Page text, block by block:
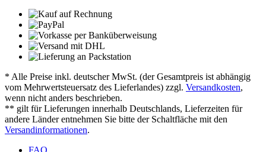
* Alle Preise inkl. deutscher MwSt. (der Gesamtpreis ist abhängig
vom Mehrwertsteuersatz des Lieferlandes) zzgl. Versandkosten,
wenn nicht anders beschrieben.
** gilt für Lieferungen innerhalb Deutschlands, Lieferzeiten für
andere Länder entnehmen Sie bitte der Schaltfläche mit den
Versandinformationen.